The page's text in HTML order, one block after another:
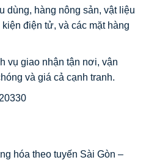
dùng, hàng nông sản, vật liệu
điện tử, và các mặt hàng
vụ giao nhận tận nơi, vận
và giá cả cạnh tranh.
hóa theo tuyến Sài Gòn –